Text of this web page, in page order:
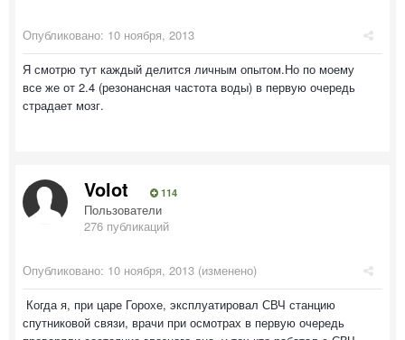
Опубликовано: 10 ноября, 2013
Я смотрю тут каждый делится личным опытом.Но по моему
все же от 2.4 (резонансная частота воды) в первую очередь
страдает мозг.
Volot 114
Пользователи
276 публикаций
Опубликовано: 10 ноября, 2013 (изменено)
Когда я, при царе Горохе, эксплуатировал СВЧ станцию
спутниковой связи, врачи при осмотрах в первую очередь